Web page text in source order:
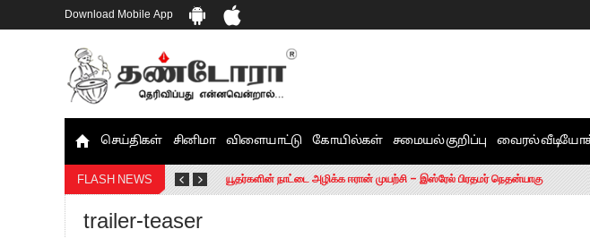
Download Mobile App
செய்திகள் சினிமா விளையாட்டு கோயில்கள் சமையல் குறிப்பு வைரல்
FLASH NEWS
யூதர்களின் நாட்டை அழிக்க ஈரான் முயற்சி – இஸ்ரேல் பிரதமர் நெதன்யாகு
trailer-teaser